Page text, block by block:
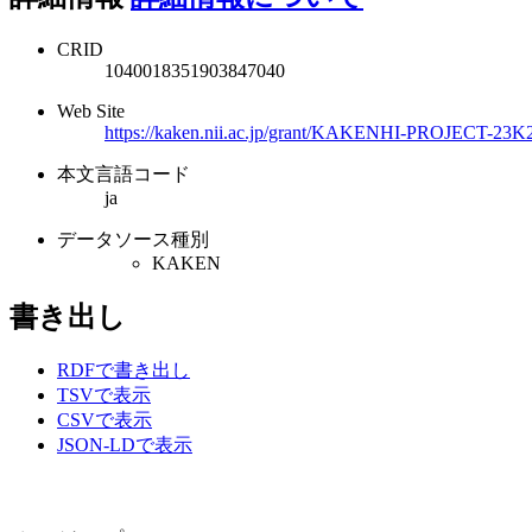
CRID
1040018351903847040
Web Site
https://kaken.nii.ac.jp/grant/KAKENHI-PROJECT-
本文言語コード
ja
データソース種別
KAKEN
書き出し
RDFで書き出し
TSVで表示
CSVで表示
JSON-LDで表示